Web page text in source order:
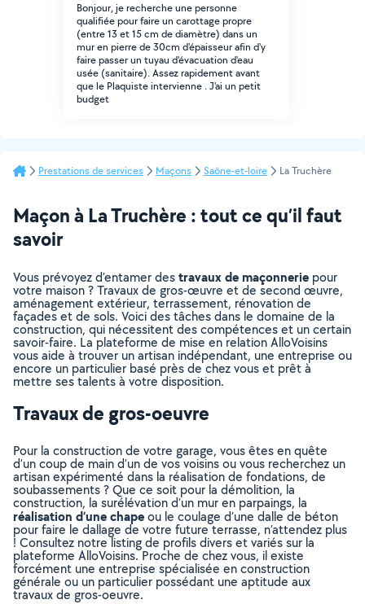
Bonjour, je recherche une personne
qualifiée pour faire un carottage propre
(entre 13 et 15 cm de diamètre) dans un
mur en pierre de 30cm d'épaisseur afin d'y
faire passer un tuyau d'évacuation d'eau
usée (sanitaire). Assez rapidement avant
que le Plaquiste intervienne . J'ai un petit
budget
Prestations de services Maçons Saône-et-loire La Truchère
Maçon à La Truchère : tout ce qu’il faut
savoir
Vous prévoyez d’entamer destravaux de maçonnerie pour
votre maison ? Travaux de gros-œuvre et de second œuvre,
aménagement extérieur, terrassement, rénovation de
façades et de sols. Voici des tâches dans le domaine de la
construction, qui nécessitent des compétences et un certain
savoir-faire. La plateforme de mise en relation AlloVoisins
vous aide à trouver un artisan indépendant, une entreprise ou
encore un particulier basé près de chez vous et prêt à
mettre ses talents à votre disposition.
Travaux de gros-oeuvre
Pour la construction de votre garage, vous êtes en quête
d’un coup de main d’un de vos voisins ou vous recherchez un
artisan expérimenté dans la réalisation de fondations, de
soubassements ? Que ce soit pour la démolition, la
construction, la surélévation d’un mur en parpaings, la
réalisation d’une chapeou le coulage d’une dalle de béton
pour faire le dallage de votre future terrasse, n’attendez plus
! Consultez notre listing de profils divers et variés sur la
plateforme AlloVoisins. Proche de chez vous, il existe
forcément une entreprise spécialisée en construction
générale ou un particulier possédant une aptitude aux
travaux de gros-oeuvre.